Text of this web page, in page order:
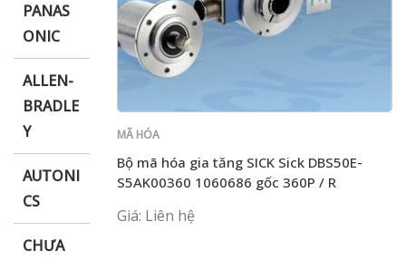
PANAS
ONIC
ALLEN-
BRADLE
Y
AUTONI
CS
CHƯA
MÃ HÓA
Bộ mã hóa gia tăng SICK Sick DBS50E-
S5AK00360 1060686 gốc 360P / R
Giá: Liên hệ